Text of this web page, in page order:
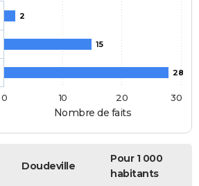
Nombre de faits
2
15
28
0
10 20 30
Doudeville
Pour 1 000
habitants